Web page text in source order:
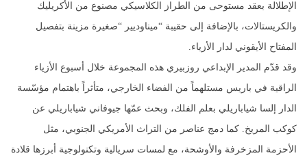
الإطلالة بعقد مستوحى من الطراز الكلاسيكي مصنوع من الأكريليك
والكريستالات، بالإضافة إلى حقيبة “ميناوديير “صغيرة مزينة بتفصيل
المفتاح الأيقوني لدار الأزياء.
وقد قدّم المدير الإبداعي روزبيري هذه المجموعة خلال أسبوع الأزياء
الراقية في باريس مستلهماً من الفضاء الخارجي، متأثراً باهتمام مؤسّسة
الدار إلسا شياباريلي بعلم الفلك، وبحث عمّها جيوفاني شياباريلي عن
كوكب المريخ. كما دمج عناصر من التراث الأمريكي الجنوبي، مثل
الأحزمة المزخرفة والأوشحة، مع لمسات سريالية وتكنولوجية أبرزها قلادة